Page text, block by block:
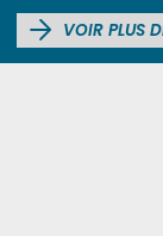
VOIR PLUS